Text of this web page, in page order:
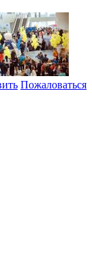
Пожаловаться